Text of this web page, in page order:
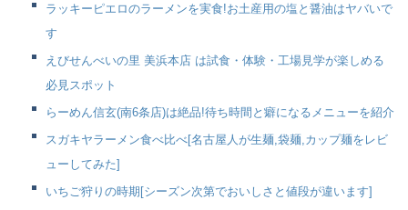
ラッキーピエロのラーメンを実食!お土産用の塩と醤油はヤバいで
す
えびせんべいの里 美浜本店 は試食・体験・工場見学が楽しめる
必見スポット
らーめん信玄(南6条店)は絶品!待ち時間と癖になるメニューを紹介
スガキヤラーメン食べ比べ[名古屋人が生麺,袋麺,カップ麺をレビ
ューしてみた]
いちご狩りの時期[シーズン次第でおいしさと値段が違います]